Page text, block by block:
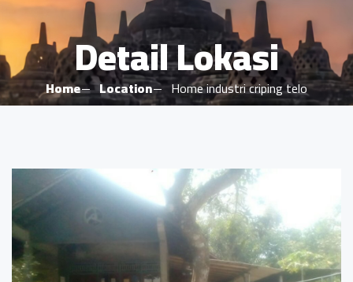
Detail Lokasi
Home Location Home industri criping telo